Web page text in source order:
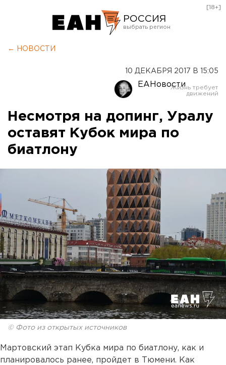
РОССИЯ
Оренбург
[18+]
← НОВОСТИ
10 ДЕКАБРЯ 2017 В 15:05
ЕАНовости
Несмотря на допинг, Уралу
оставят Кубок мира по
биатлону
© Фото из открытых источников
Мартовский этап Кубка мира по биатлону, как и
планировалось ранее, пройдет в Тюмени. Как